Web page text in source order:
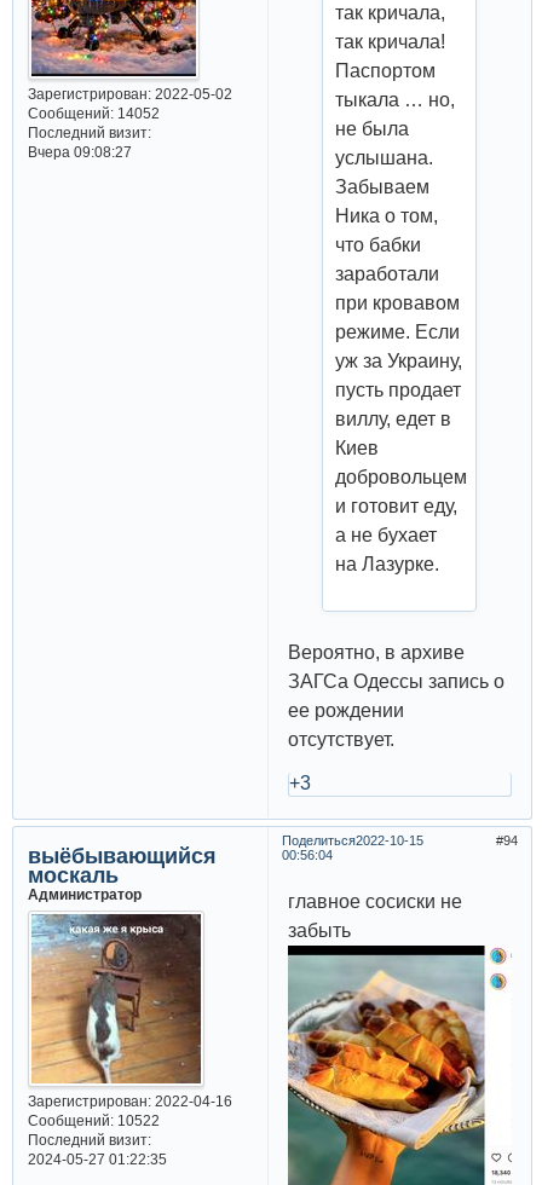
Зарегистрирован: 2022-05-02
Сообщений:14052
Последний визит:
Вчера 09:08:27
так кричала,
так кричала!
Паспортом
тыкала … но,
не была
услышана.
Забываем
Ника о том,
что бабки
заработали
при кровавом
режиме. Если
уж за Украину,
пусть продает
виллу, едет в
Киев
добровольцем
и готовит еду,
а не бухает
на Лазурке.
Вероятно, в архиве
ЗАГСа Одессы запись о
ее рождении
отсутствует.
+3
Поделиться 94
2022-10-15
00:56:04
выёбывающийся
москаль
Администратор
Зарегистрирован: 2022-04-16
Сообщений:10522
Последний визит:
2024-05-27 01:22:35
главное сосиски не
забыть